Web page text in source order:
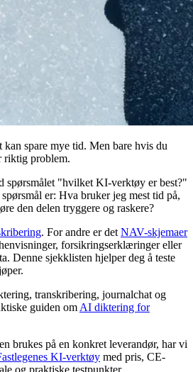
spare mye tid. Men bare hvis du
riktig problem.
spørsmålet "hvilket KI-verktøy er best?"
er: Hva bruker jeg mest tid på,
den delen tryggere og raskere?
. For andre er det NAV-skjemaer
forsikringserklæringer eller
Denne sjekklisten hjelper deg å teste
transkribering, journalchat og
guiden om AI diktering for
brukes på en konkret leverandør, har vi
KI-verktøy med pris, CE-
og praktiske testpunkter.